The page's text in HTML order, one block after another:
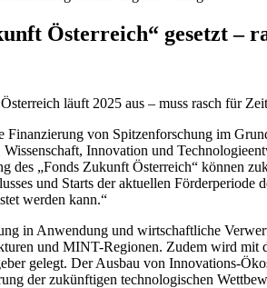
Österreich“ gesetzt –
läuft 2025 aus – muss rasch für
von Spitzenforschung im
Innovation und
„Fonds Zukunft Österreich“ können
und Starts der aktuellen
werden kann.“
in Anwendung und wirtschaftliche
und MINT-Regionen. Zudem wird mit
gelegt. Der Ausbau von Innovations-
der zukünftigen technologischen